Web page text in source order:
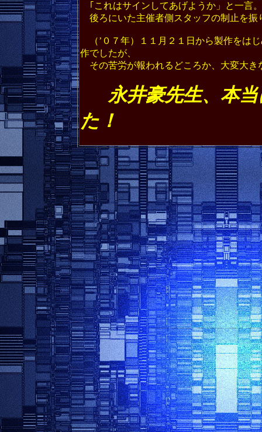
｢これはサインしてあげようか」と一言。
後ろにいた主催者側スタッフの制止を振
（’０７年）１１月２１日から製作をは
作でしたが、
その苦労が報われるどころか、大変大き
永井豪先生、本
た！